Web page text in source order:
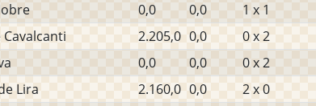
0,0 0,0 1 x 1
2.205,0 0,0 0 x 2
0,0 0,0 0 x 2
Lira 2.160,0 0,0 2 x 0